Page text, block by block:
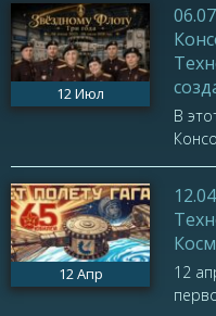
12Июл
В
12Апр
12